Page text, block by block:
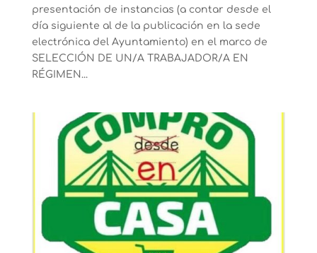
presentación de instancias (a contar desde el
día siguiente al de la publicación en la sede
electrónica del Ayuntamiento) en el marco de
SELECCIÓN DE UN/A TRABAJADOR/A EN
RÉGIMEN...